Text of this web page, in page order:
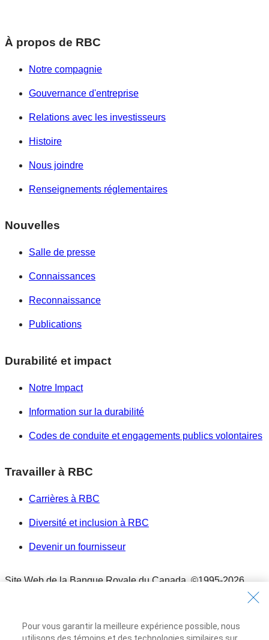
À propos de RBC
Notre compagnie
Gouvernance d'entreprise
Relations avec les investisseurs
Histoire
Nous joindre
Renseignements réglementaires
Nouvelles
Salle de presse
Connaissances
Reconnaissance
Publications
Durabilité et impact
Notre Impact
Information sur la durabilité
Codes de conduite et engagements publics volontaires
Travailler à RBC
Carrières à RBC
Diversité et inclusion à RBC
Devenir un fournisseur
Site Web de la Banque Royale du Canada,©1995-2026
Accessibilité
Pour vous garantir la meilleure expérience possible, nous